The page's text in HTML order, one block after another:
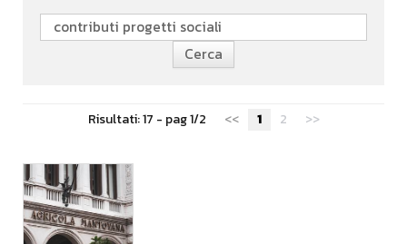
COLLEZIONI
BIBLIOTECA
COMUNICAZIONE
DONAZIONI
CONTATTI
Risultati: 17 - pag 1/2 << 1 2 >>